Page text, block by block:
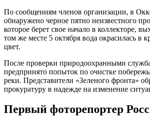
По сообщениям членов организации, в
обнаружено черное пятно неизвестного
которое берет свое начало в коллекторе,
том же месте 5 октября вода окрасилась в
цвет.
После проверки природоохранными
предпринято попыток по очистке
реки. Представители «Зеленого фронта»
прокуратуру в надежде на изменение
Первый фоторепортер